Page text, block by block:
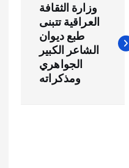
وزارة الثقافة
العراقية تتبنى
طبع ديوان
الشاعر الكبير
الجواهري
ومذكراته